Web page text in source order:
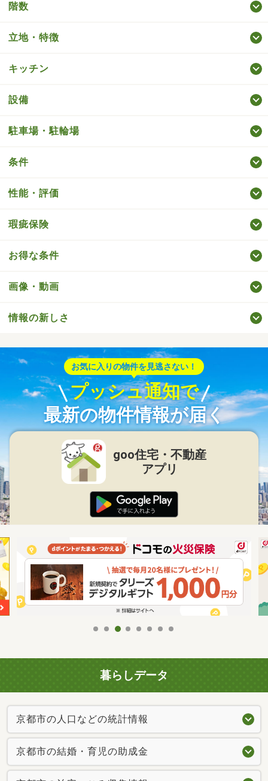
階数
立地・特徴
キッチン
設備
駐車場・駐輪場
条件
性能・評価
瑕疵保険
お得な条件
画像・動画
情報の新しさ
お気に入りの物件を見逃さない！
プッシュ通知で
最新の物件情報が届く
goo住宅・不動産
アプリ
暮らしデータ
京都市の人口などの統計情報
京都市の結婚・育児の助成金